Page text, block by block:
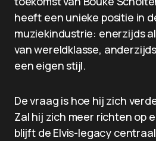
heeft een unieke positie in
muziekindustrie: enerzijds
van wereldklasse,
een eigen stijl.
De vraag is hoe hij zich
Zal hij zich meer richten op
blijft de Elvis-legacy